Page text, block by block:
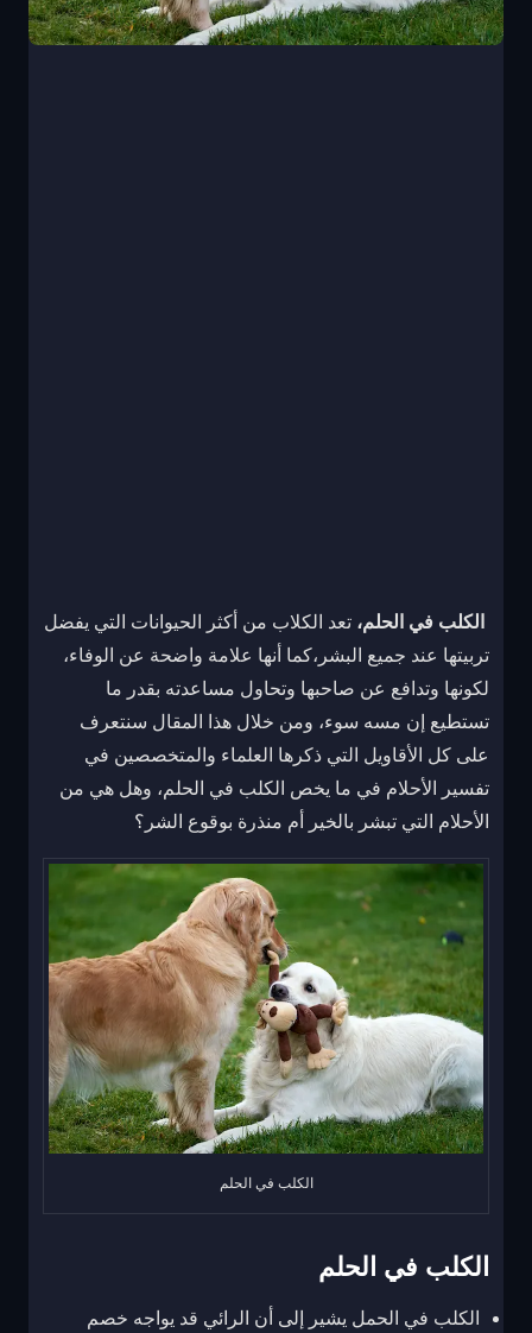
الكلب في الحلم، تعد الكلاب من أكثر الحيوانات التي يفضل
تربيتها عند جميع البشر،كما أنها علامة واضحة عن الوفاء،
لكونها وتدافع عن صاحبها وتحاول مساعدته بقدر ما
تستطيع إن مسه سوء، ومن خلال هذا المقال سنتعرف
على كل الأقاويل التي ذكرها العلماء والمتخصصين في
تفسير الأحلام في ما يخص الكلب في الحلم، وهل هي من
الأحلام التي تبشر بالخير أم منذرة بوقوع الشر؟
الكلب في الحلم
الكلب في الحلم
الكلب في الحمل يشير إلى أن الرائي قد يواجه خصم